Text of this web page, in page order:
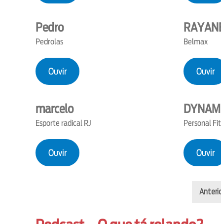
Pedro
Pedrolas
Ouvir
Belmax
Ouvir
marcelo
Esporte radical RJ
Ouvir
Personal
Ouvir